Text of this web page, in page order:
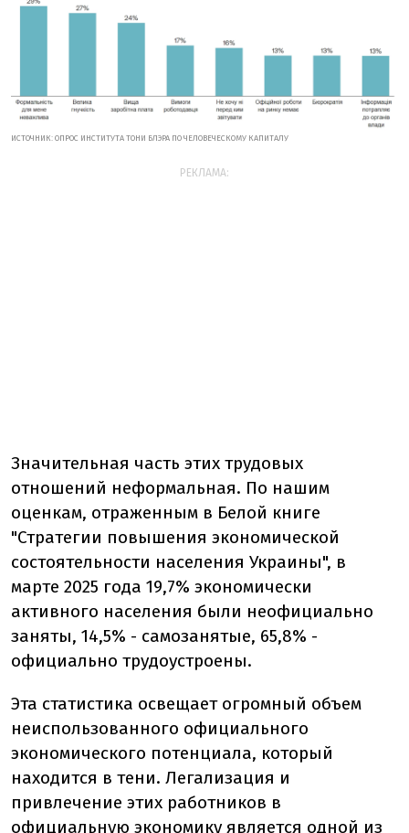
ИСТОЧНИК: ОПРОС ИНСТИТУТА ТОНИ БЛЭРА ПО ЧЕЛОВЕЧЕСКОМУ КАПИТАЛУ
РЕКЛАМА:
Значительная часть этих трудовых
отношений неформальная. По нашим
оценкам, отраженным в Белой книге
"Стратегии повышения экономической
состоятельности населения Украины", в
марте 2025 года 19,7% экономически
активного населения были неофициально
заняты, 14,5% - самозанятые, 65,8% -
официально трудоустроены.
Эта статистика освещает огромный объем
неиспользованного официального
экономического потенциала, который
находится в тени. Легализация и
привлечение этих работников в
официальную экономику является одной из